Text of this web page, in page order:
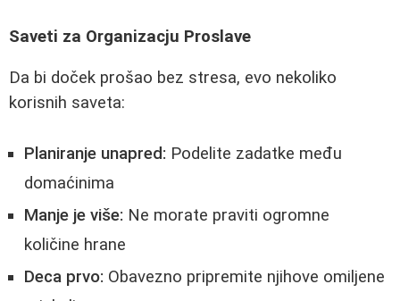
Saveti za Organizacju Proslave
Da bi doček prošao bez stresa, evo nekoliko
korisnih saveta:
Planiranje unapred: Podelite zadatke među
domaćinima
Manje je više: Ne morate praviti ogromne
količine hrane
Deca prvo: Obavezno pripremite njihove omiljene